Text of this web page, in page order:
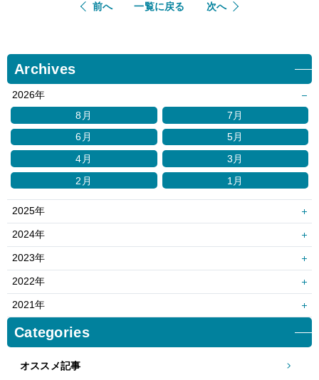
前へ 一覧に戻る 次へ
Archives
2026年
8月
7月
6月
5月
4月
3月
2月
1月
2025年
6月
5月
4月
3月
2月
2024年
6月
5月
2月
2023年
4月
2022年
8月
7月
6月
2021年
10月
9月
8月
Categories
オススメ記事